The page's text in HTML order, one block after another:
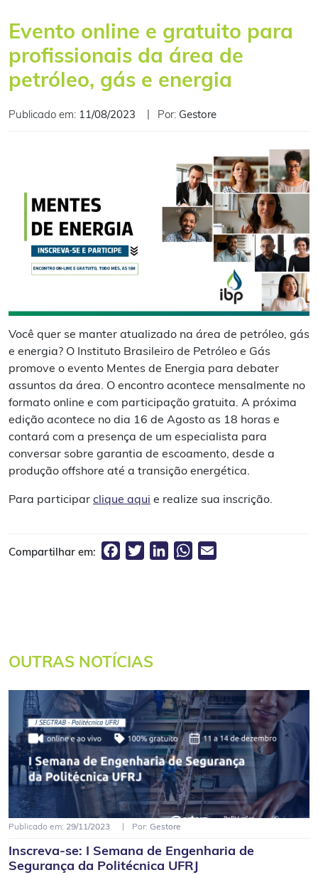
Evento online e gratuito para
profissionais da área de
petróleo, gás e energia
Publicado em: 11/08/2023 Por: Gestore
Você quer se manter atualizado na área de petróleo, gás
e energia? O Instituto Brasileiro de Petróleo e Gás
promove o evento Mentes de Energia para debater
assuntos da área. O encontro acontece mensalmente no
formato online e com participação gratuita. A próxima
edição acontece no dia 16 de Agosto as 18 horas e
contará com a presença de um especialista para
conversar sobre garantia de escoamento, desde a
produção offshore até a transição energética.
Para participar clique aqui e realize sua inscrição.
Compartilhar em: FacebookTwitterLinkedInWhatsApp
OUTRAS NOTÍCIAS
Publicado em: 29/11/2023 Por: Gestore
Inscreva-se: I Semana de Engenharia de
Segurança da Politécnica UFRJ